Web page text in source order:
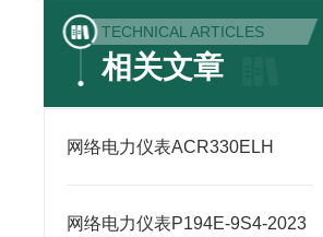
TECHNICAL ARTICLES
相关文章
网络电力仪表ACR330ELH
网络电力仪表P194E-9S4-2023